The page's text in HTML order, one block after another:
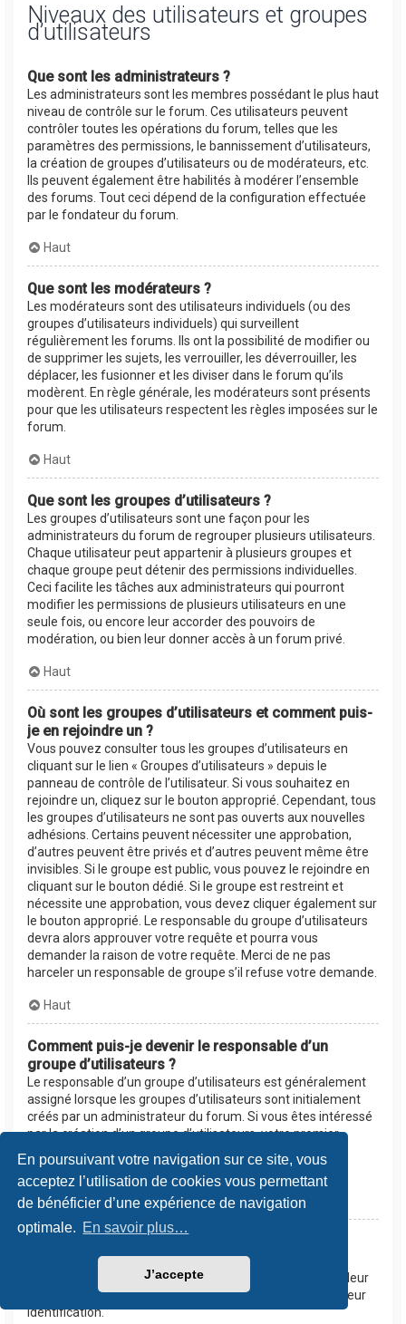
En poursuivant votre navigation sur ce site, vous
acceptez l’utilisation de cookies vous permettant
de bénéficier d’une expérience de navigation
optimale. En savoir plus…
J’accepte
Niveaux des utilisateurs et groupes
d’utilisateurs
Que sont les administrateurs ?
Les administrateurs sont les membres possédant le plus haut
niveau de contrôle sur le forum. Ces utilisateurs peuvent
contrôler toutes les opérations du forum, telles que les
paramètres des permissions, le bannissement d’utilisateurs,
la création de groupes d’utilisateurs ou de modérateurs, etc.
Ils peuvent également être habilités à modérer l’ensemble
des forums. Tout ceci dépend de la configuration effectuée
par le fondateur du forum.
Haut
Que sont les modérateurs ?
Les modérateurs sont des utilisateurs individuels (ou des
groupes d’utilisateurs individuels) qui surveillent
régulièrement les forums. Ils ont la possibilité de modifier ou
de supprimer les sujets, les verrouiller, les déverrouiller, les
déplacer, les fusionner et les diviser dans le forum qu’ils
modèrent. En règle générale, les modérateurs sont présents
pour que les utilisateurs respectent les règles imposées sur le
forum.
Haut
Que sont les groupes d’utilisateurs ?
Les groupes d’utilisateurs sont une façon pour les
administrateurs du forum de regrouper plusieurs utilisateurs.
Chaque utilisateur peut appartenir à plusieurs groupes et
chaque groupe peut détenir des permissions individuelles.
Ceci facilite les tâches aux administrateurs qui pourront
modifier les permissions de plusieurs utilisateurs en une
seule fois, ou encore leur accorder des pouvoirs de
modération, ou bien leur donner accès à un forum privé.
Haut
Où sont les groupes d’utilisateurs et comment puis-
je en rejoindre un ?
Vous pouvez consulter tous les groupes d’utilisateurs en
cliquant sur le lien « Groupes d’utilisateurs » depuis le
panneau de contrôle de l’utilisateur. Si vous souhaitez en
rejoindre un, cliquez sur le bouton approprié. Cependant, tous
les groupes d’utilisateurs ne sont pas ouverts aux nouvelles
adhésions. Certains peuvent nécessiter une approbation,
d’autres peuvent être privés et d’autres peuvent même être
invisibles. Si le groupe est public, vous pouvez le rejoindre en
cliquant sur le bouton dédié. Si le groupe est restreint et
nécessite une approbation, vous devez cliquer également sur
le bouton approprié. Le responsable du groupe d’utilisateurs
devra alors approuver votre requête et pourra vous
demander la raison de votre requête. Merci de ne pas
harceler un responsable de groupe s’il refuse votre demande.
Haut
Comment puis-je devenir le responsable d’un
groupe d’utilisateurs ?
Le responsable d’un groupe d’utilisateurs est généralement
assigné lorsque les groupes d’utilisateurs sont initialement
créés par un administrateur du forum. Si vous êtes intéressé
par la création d’un groupe d’utilisateurs, votre premier
contact devrait être un administrateur. Essayez de le
contacter en lui envoyant un message privé.
Haut
apparaissent dans une couleur différente ?
Les administrateurs du forum peuvent assigner une couleur
aux membres d’un groupe d’utilisateurs afin de faciliter leur
identification.